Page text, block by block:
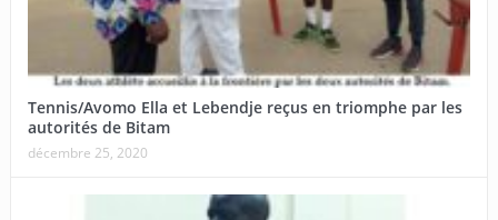
Tennis/Avomo Ella et Lebendje reçus en triomphe par les
autorités de Bitam
décembre 25, 2020